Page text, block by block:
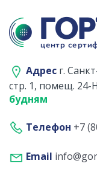
Адрес г.
стр. 1, помещ. 24-Н
будням
Телефон +7
Email